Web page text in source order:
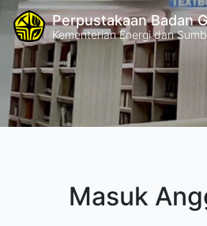
Perpustakaan Badan
Kementerian Energi dan
Masuk